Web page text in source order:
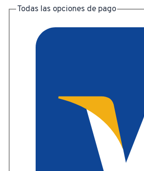
cantidad
Todas las opciones de pago